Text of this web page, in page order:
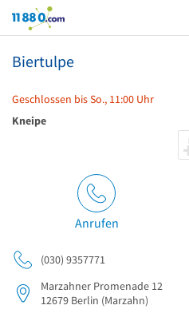
11880.com
Biertulpe
Geschlossen bis So., 11:00 Uhr
Kneipe
Anrufen
(030) 9357771
Marzahner Promenade 12
12679 Berlin (Marzahn)